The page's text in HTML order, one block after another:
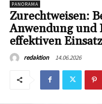
PANORAMA
Zurechtweisen:
Anwendung und
effektiven Einsatz
redaktion 14.06.2026